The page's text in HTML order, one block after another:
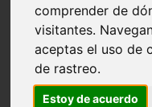
comprender de
visitantes.
aceptas el uso de
de rastreo.
Estoy de acuerdo